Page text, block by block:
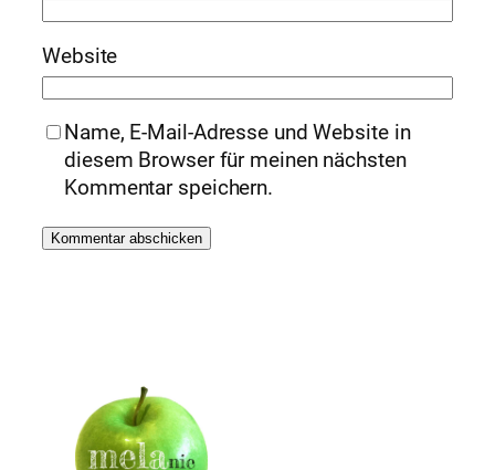
Website
Name, E-Mail-Adresse und Website in
diesem Browser für meinen nächsten
Kommentar speichern.